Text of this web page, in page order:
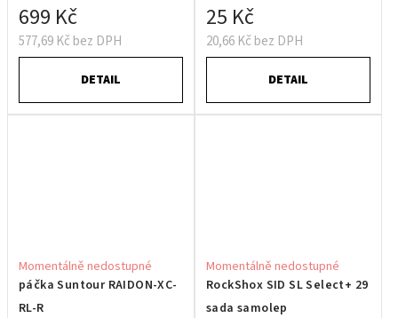
577,69 Kč bez DPH
699 Kč
DETAIL
20,66 Kč bez DPH
25 Kč
DETAIL
páčka Suntour RAIDON-XC-
RL-R
Momentálně nedostupné
RockShox SID SL Select+ 29
sada samolep
Momentálně nedostupné